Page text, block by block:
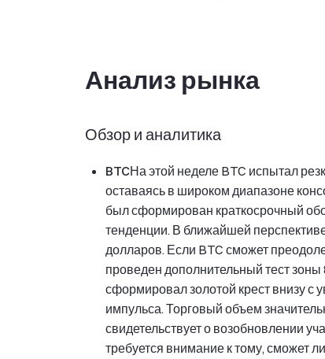
Анализ рынка
Обзор и аналитика
BTCНа этой неделе BTC испытал
оставаясь в широком диапазоне
был сформирован краткосрочный
тенденции. В ближайшей
долларов. Если BTC сможет
проведен дополнительный тест
сформировал золотой крест внизу
импульса. Торговый объем
свидетельствует о возобновлении
требуется внимание к тому, сможет